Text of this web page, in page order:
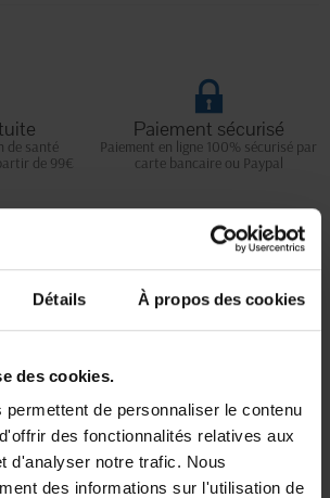
Détails À propos des cookies
des cookies.
permettent de personnaliser le contenu
des fonctionnalités relatives aux
d'analyser notre trafic. Nous
des informations sur l'utilisation de
de santé
de 99€
Paiement sécurisé
Paiement en ligne 100% sécurisé par
carte bancaire ou Paypal
Service client
Lundi au jeudi : 9h à 12h30 - 13h30 à
18h
Boraest conçu pour vous offrir un confort
maximale lors de votre toilette.
et ses fonctionnalités pratiques en font un